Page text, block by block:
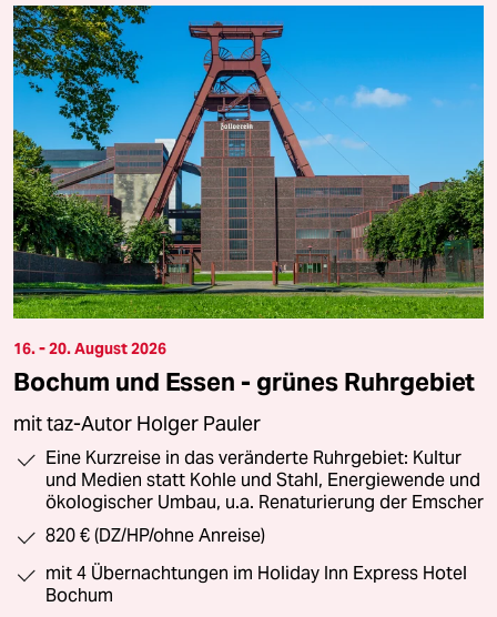
16. - 20. August 2026
Bochum und Essen - grünes Ruhrgebiet
mit taz-Autor Holger Pauler
Eine Kurzreise in das veränderte Ruhrgebiet: Kultur
und Medien statt Kohle und Stahl, Energiewende und
ökologischer Umbau, u.a. Renaturierung der Emscher
820 € (DZ/HP/ohne Anreise)
mit 4 Übernachtungen im Holiday Inn Express Hotel
Bochum